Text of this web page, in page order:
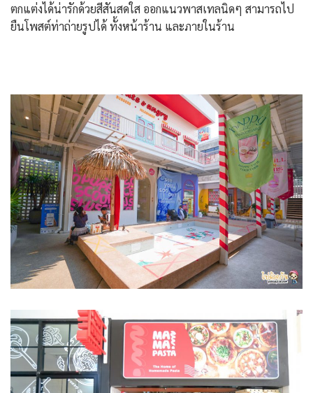
ตกแต่งได้น่ารักด้วยสีสันสดใส ออกแนวพาสเทลนิดๆ สามารถไป
ยืนโพสต์ท่าถ่ายรูปได้ ทั้งหน้าร้าน และภายในร้าน